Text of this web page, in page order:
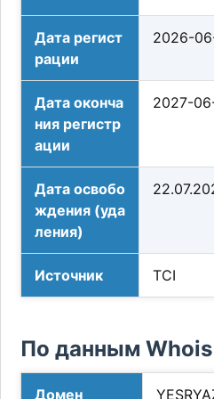
Дата регист
рации
2026-
Дата оконча
ния регистр
ации
2027-
Дата освобо
ждения (уда
ления)
Источник TCI
По данным Whois
Домен